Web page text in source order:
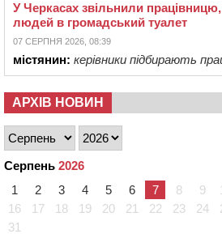
У Черкасах звільнили
людей в громадський туалет
07 СЕРПНЯ 2026, 08:39
містянин: керівники підбирають
АРХІВ НОВИН
Серпень 2026
1
2 3 4 5 6 7 8 9
16
17 18 19 20 21 22 23 24
31